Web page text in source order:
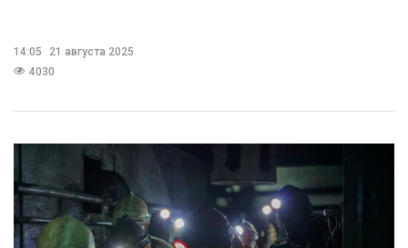
14:05
21 августа 2025
4030